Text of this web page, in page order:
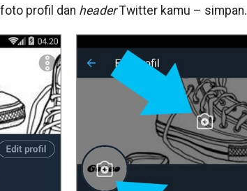
profil dan headerTwitter kamu – simpan.